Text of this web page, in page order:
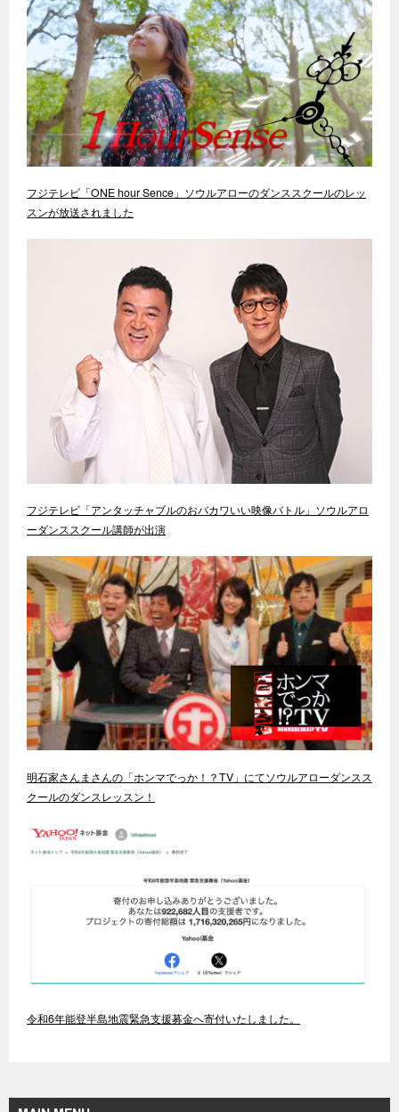
フジテレビ「ONE hour Sence」ソウルアローのダンススクールのレッ
スンが放送されました
フジテレビ「アンタッチャブルのおバカワいい映像バトル」ソウルアロ
ーダンススクール講師が出演
明石家さんまさんの「ホンマでっか！？TV」にてソウルアローダンスス
クールのダンスレッスン！
令和6年能登半島地震緊急支援募金へ寄付いたしました。